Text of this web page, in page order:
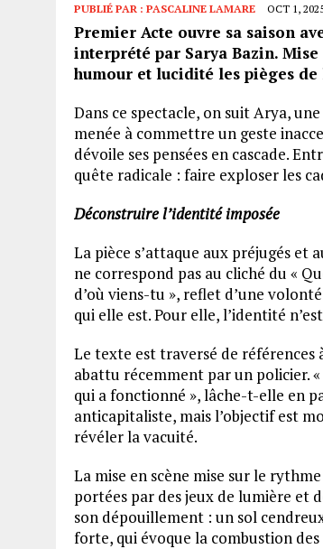
PUBLIÉ PAR : PASCALINE LAMARE OCT 1,
Premier Acte ouvre sa saison
interprété par Sarya Bazin.
humour et lucidité les pièges
Dans ce spectacle, on suit Arya,
menée à commettre un geste
dévoile ses pensées en cascade.
quête radicale : faire exploser les
Déconstruire l’identité imposée
La pièce s’attaque aux préjugés et
ne correspond pas au cliché du «
d’où viens-tu », reflet d’une
qui elle est. Pour elle, l’identité
Le texte est traversé de références
abattu récemment par un policier.
qui a fonctionné », lâche-t-elle en
anticapitaliste, mais l’objectif est
révéler la vacuité.
La mise en scène mise sur le
portées par des jeux de lumière et
son dépouillement : un sol
forte, qui évoque la combustion